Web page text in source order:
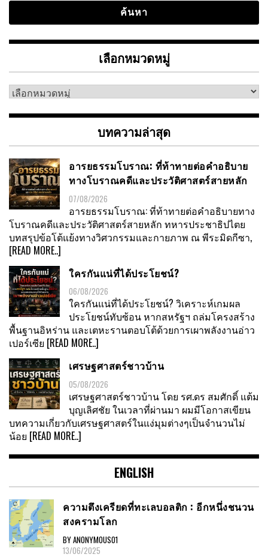
เลือกหมวดหมู่
เลือก
หมู่
บทความล่าสุด
อารยธรรมโบราณ: ที่ท้าทายต่อคำอธิบาย
ทางโบราณคดีและประวัติศาสตร์สายหลัก
07/08/2026
อารยธรรมโบราณ: ที่ท้าทายต่อคำอธิบายทาง
โบราณคดีและประวัติศาสตร์สายหลัก ทหารประชาธิปไตย
บทสรุปข้อโต้แย้งทางวิศวกรรมและกายภาพ ณ พีระมิดกีซา,
[READ MORE..]
ใครกันแน่ที่ได้ประโยชน์?
06/08/2026
ใครกันแน่ที่ได้ประโยชน์? วิเคราะห์เกมผล
ประโยชน์ทับซ้อน หากสหรัฐฯ ถล่มโครงสร้าง
พื้นฐานอิหร่าน และเตหะรานตอบโต้ด้วยการเผาพลังงานอ่าว
เปอร์เซีย [READ MORE..]
เศรษฐศาสตร์ชาวบ้าน
05/08/2026
เศรษฐศาสตร์ชาวบ้าน โดย รศ.ดร สมศักดิ์ แต้ม
บุญเลิศชัย ในเวลาที่ผ่านมา ผมมีโอกาสเขียน
บทความเกี่ยวกับเศรษฐศาสตร์ในแง่มุมต่างๆเป็นจำนวนไม่
น้อย [READ MORE..]
ENGLISH
ความตึงเครียดที่ทะเลบอลติก : อีกหนึ่งชนวน
สงครามโลก
BY ANONYMOUS01
13/06/2025